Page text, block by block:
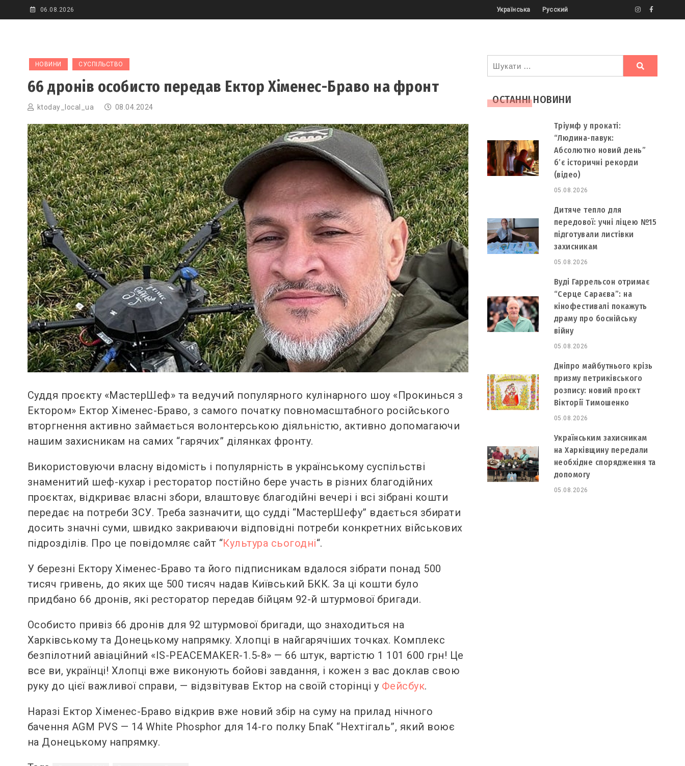
to
06.08.2026 Українська Русский
НОВИНИ СУСПІЛЬСТВО
66 дронів особисто передав Ектор Хіменес-Браво на фронт
ktoday_local_ua 08.04.2024
Суддя проєкту «МастерШеф» та ведучий популярного кулінарного шоу «Прокинься з
Ектором» Ектор Хіменес-Браво, з самого початку повномасштабного російського
вторгнення активно займається волонтерською діяльністю, активно допомагаючи
нашим захисникам на самих “гарячих” ділянках фронту.
Використовуючи власну відомість і популярність в українському суспільстві
знаменитий шеф-кухар і ресторатор постійно бере участь в різних благодійних
проєктах, відкриває власні збори, влаштовує благодійні вечері і всі зібрані кошти
передає на потреби ЗСУ. Треба зазначити, що судді “МастерШефу” вдається збирати
досить значні суми, швидко закриваючи відповідні потреби конкретних військових
підрозділів. Про це повідомляє сайт “Культура сьогодні“.
У березні Ектору Хіменес-Браво та його підписникам вдалося зібрати понад 500
тисяч гривень, до яких ще 500 тисяч надав Київський БКК. За ці кошти було
придбано 66 дронів, які ресторатор передав бійцям 92-й штурмової бригади.
Особисто привіз 66 дронів для 92 штурмової бригади, що знаходиться на
Харківському та Донецькому напрямку. Хлопці в найгарячіших точках. Комплекс
безпілотний авіаційний «IS-PEACEMAKER-1.5-8» — 66 штук, вартістю 1 101 600 грн! Це
все ви, українці! Хлопці вже виконують бойові завдання, і кожен з вас доклав свою
руку до цієї важливої справи, — відзвітував Ектор на своїй сторінці у Фейсбук.
Наразі Ектор Хіменес-Браво відкрив вже новий збір на суму на прилад нічного
бачення AGM PVS — 14 White Phosphor для 14-го полку БпаК “Нехтігаль”, який воює
на Донецькому напрямку.
Ви
шукали
ОСТАННІ НОВИНИ
Тріумф у прокаті:
“Людина-павук:
Абсолютно новий день”
б’є історичні рекорди
(відео)
05.08.2026
Дитяче тепло для
передової: учні ліцею №15
підготували листівки
захисникам
05.08.2026
Вуді Гаррельсон отримає
“Серце Сараєва”: на
кінофестивалі покажуть
драму про боснійську
війну
05.08.2026
Дніпро майбутнього крізь
призму петриківського
розпису: новий проєкт
Вікторії Тимошенко
05.08.2026
Українським захисникам
на Харківщину передали
необхідне спорядження та
допомогу
05.08.2026